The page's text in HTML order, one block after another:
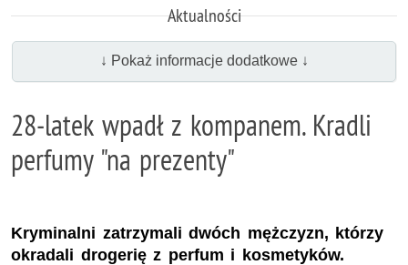
Aktualności
↓ Pokaż informacje dodatkowe ↓
28‑latek wpadł z kompanem. Kradli
perfumy "na prezenty"
Kryminalni zatrzymali dwóch mężczyzn, którzy
okradali drogerię z perfum i kosmetyków.